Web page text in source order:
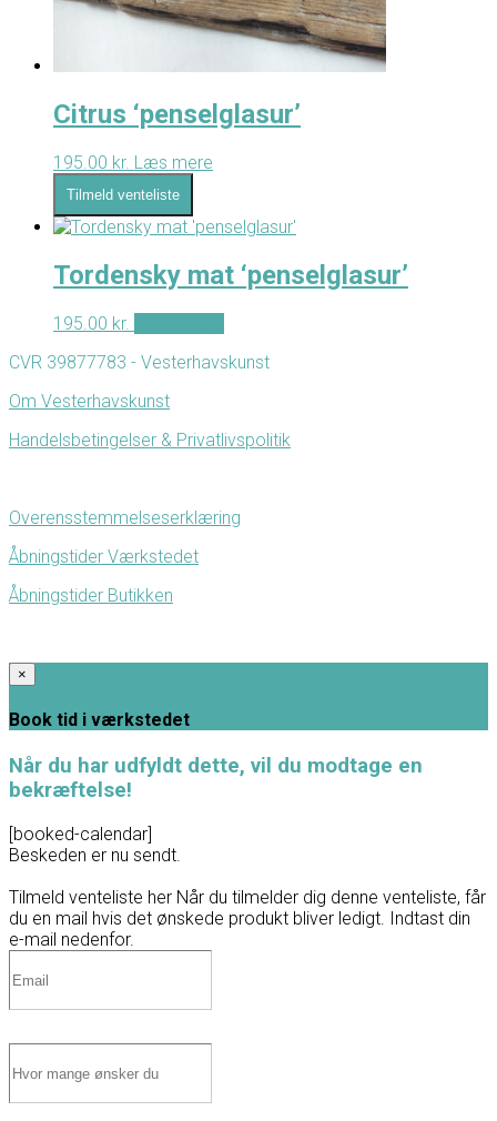
Citrus ‘penselglasur’
195.00 kr. Læs mere
Tilmeld venteliste
Tordensky mat ‘penselglasur’
195.00 kr.
CVR 39877783 - Vesterhavskunst
Om Vesterhavskunst
Handelsbetingelser & Privatlivspolitik
Overensstemmelseserklæring
Åbningstider Værkstedet
Åbningstider Butikken
×
Book tid i værkstedet
Når du har udfyldt dette, vil du modtage en
bekræftelse!
[booked-calendar]
Beskeden er nu sendt.
Tilmeld venteliste her Når du tilmelder dig denne venteliste, får
du en mail hvis det ønskede produkt bliver ledigt. Indtast din
e-mail nedenfor.